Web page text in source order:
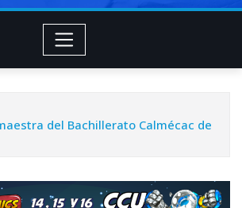
del Bachillerato Calmécac de